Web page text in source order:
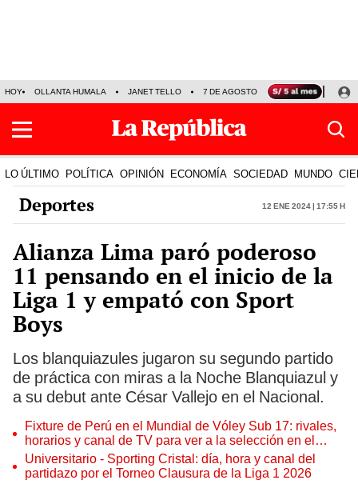
HOY OLLANTA HUMALA JANET TELLO 7 DE AGOSTO TINKA RESULTADOS
LO ÚLTIMO POLÍTICA OPINIÓN ECONOMÍA SOCIEDAD MUNDO
Deportes 12 Ene 2024 | 17:55 h
Alianza Lima paró poderoso
11 pensando en el inicio de la
Liga 1 y empató con Sport
Boys
Los blanquiazules jugaron su segundo partido
de práctica con miras a la Noche Blanquiazul y
a su debut ante César Vallejo en el Nacional.
Fixture de Perú en el Mundial de Vóley Sub 17: rivales,
horarios y canal de TV para ver a la selección en el
torneo
Universitario - Sporting Cristal: día, hora y canal del
partidazo por el Torneo Clausura de la Liga 1 2026